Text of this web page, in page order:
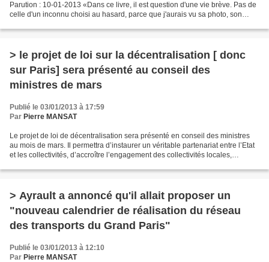
Parution : 10-01-2013 «Dans ce livre, il est question d'une vie brève. Pas de
celle d'un inconnu choisi au hasard, parce que j'aurais vu sa photo, son
> le projet de loi sur la décentralisation [ donc
sur Paris] sera présenté au conseil des
ministres de mars
Publié le 03/01/2013 à 17:59
Par Pierre MANSAT
Le projet de loi de décentralisation sera présenté en conseil des ministres
au mois de mars. Il permettra d’instaurer un véritable partenariat entre l’Etat
et les collectivités, d’accroître l’engagement des collectivités locales,
> Ayrault a annoncé qu'il allait proposer un
"nouveau calendrier de réalisation du réseau
des transports du Grand Paris"
Publié le 03/01/2013 à 12:10
Par Pierre MANSAT